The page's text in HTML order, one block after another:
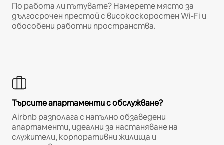
По работа ли пътувате? Намерете място за
дългосрочен престой с високоскоростен Wi-Fi и
обособени работни пространства.
Търсите апартаменти с обслужване?
Airbnb разполага с напълно обзаведени
апартаменти, идеални за настаняване на
служители, корпоративни жилища и